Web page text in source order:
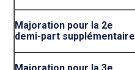
Majoration pour la 2e
demi-part supplémentaire
Majoration pour la 3e